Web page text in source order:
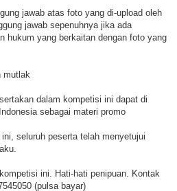
jawab atas foto yang di-upload oleh
jawab sepenuhnya jika ada
hukum yang berkaitan dengan foto yang
mutlak
dalam kompetisi ini dapat di
sebagai materi promo
seluruh peserta telah menyetujui
ini. Hati-hati penipuan. Kontak
(pulsa bayar)